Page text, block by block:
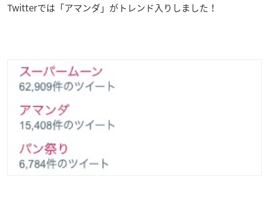
Twitterでは「アマンダ」がトレンド入りしました！